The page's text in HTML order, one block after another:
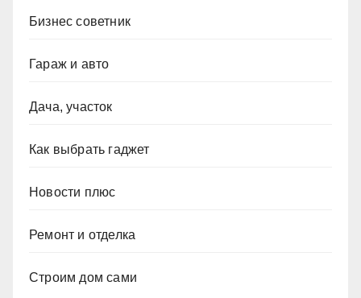
Бизнес советник
Гараж и авто
Дача, участок
Как выбрать гаджет
Новости плюс
Ремонт и отделка
Строим дом сами